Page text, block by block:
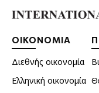
ΟΙΚΟΝΟΜΙΑ
Διεθνής οικονομία
Ελληνική οικονομία